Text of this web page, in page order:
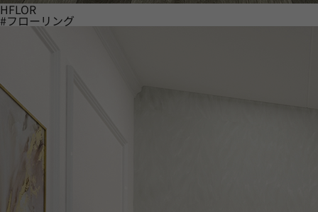
HFLOR
#フローリング